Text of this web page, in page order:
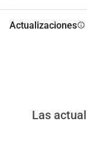
Actualizacionesinfo
Las